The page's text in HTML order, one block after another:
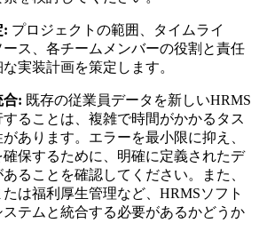
: プロジェクトの範囲、タイムライ
ース、各チームメンバーの役割と責任
実装計画を策定します。
合: 既存の従業員データを新しいHRMS
ることは、複雑で時間がかかるタス
あります。エラーを最小限に抑え、
保するために、明確に定義されたデ
ることを確認してください。また、
は福利厚生管理など、HRMSソフト
ステムと統合する必要があるかどうか